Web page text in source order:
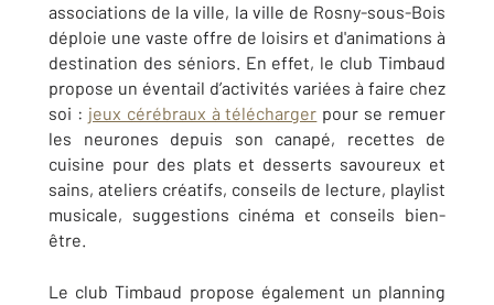
associations de la ville, la ville de Rosny-sous-Bois
déploie une vaste offre de loisirs et d'animations à
destination des séniors. En effet, le club Timbaud
propose un éventail d’activités variées à faire chez
soi : jeux cérébraux à télécharger pour se remuer
les neurones depuis son canapé, recettes de
cuisine pour des plats et desserts savoureux et
sains, ateliers créatifs, conseils de lecture, playlist
musicale, suggestions cinéma et conseils bien-
être.
Le club Timbaud propose également un planning